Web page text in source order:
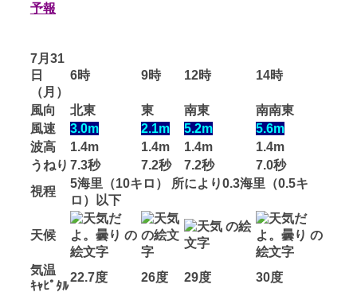
予報
7月31
日
（月）
6時 9時 12時 14時
風向 北東 東 南東
南南東
風速
3.0m 2.1m 5.2m
5.6m
波高
1.4m 1.4m 1.4m
1.4m
うねり 7.3秒 7.2秒 7.2秒
7.0秒
視程
5海里（10キロ） 所により0.3海里（0.5キ
ロ）以下
天候
気温
ｷｬﾋﾟﾀﾙ
22.7度 26度 29度
30度